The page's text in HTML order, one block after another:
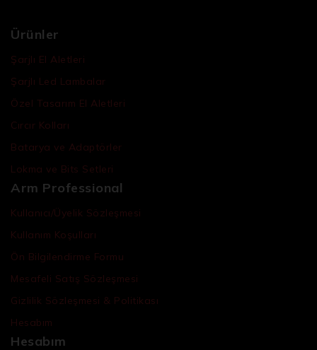
Ürünler
Şarjlı El Aletleri
Şarjlı Led Lambalar
Özel Tasarım El Aletleri
Cırcır Kolları
Batarya ve Adaptörler
Lokma ve Bits Setleri
Arm Professional
Kullanıcı/Üyelik Sözleşmesi
Kullanım Koşulları
Ön Bilgilendirme Formu
Mesafeli Satış Sözleşmesi
Gizlilik Sözleşmesi & Politikası
Hesabım
Hesabım